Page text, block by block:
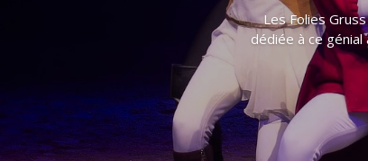
Les Folies
dédiée à ce